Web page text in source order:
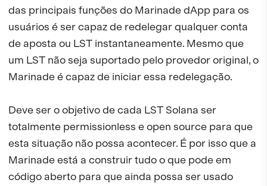
das principais funções do Marinade dApp para os
usuários é ser capaz de redelegar qualquer conta
de aposta ou LST instantaneamente. Mesmo que
um LST não seja suportado pelo provedor original, o
Marinade é capaz de iniciar essa redelegação.
Deve ser o objetivo de cada LST Solana ser
totalmente permissionless e open source para que
esta situação não possa acontecer. É por isso que a
Marinade está a construir tudo o que pode em
código aberto para que ainda possa ser usado